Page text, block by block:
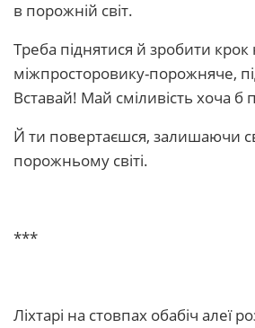
в порожній світ.
Треба піднятися й зробити
міжпросторовику-порожняче,
Вставай! Май сміливість хоча б
Й ти повертаєшся, залишаючи
порожньому світі.
***
Ліхтарі на стовпах обабіч алеї